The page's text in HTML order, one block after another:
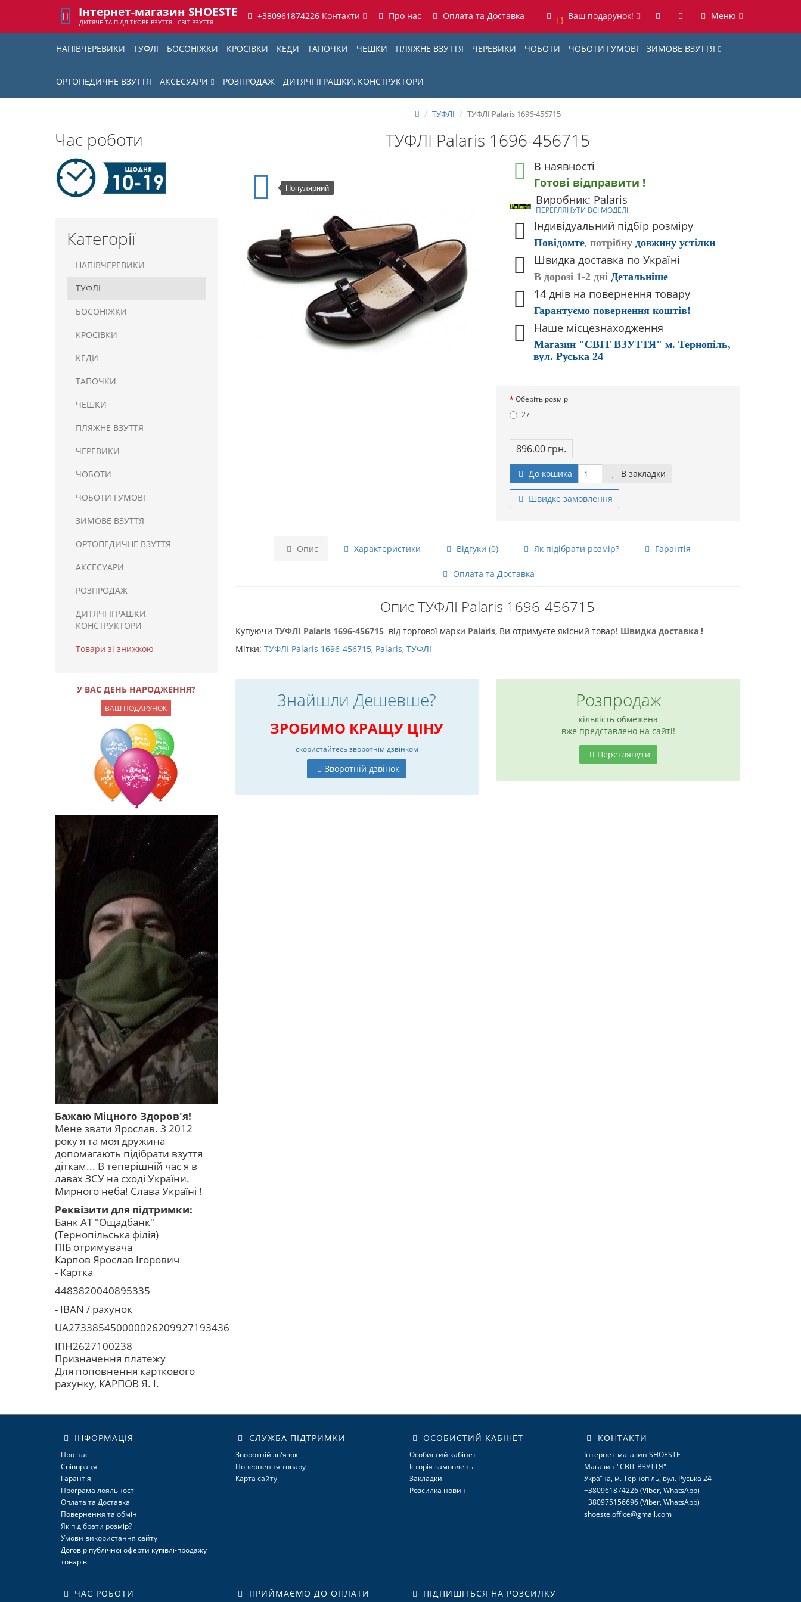
Інтернет-магазин SHOESTE
ДИТЯЧЕ ТА ПІДЛІТКОВЕ ВЗУТТЯ - СВІТ ВЗУТТЯ
+380961874226 Контакти Про нас Оплата та Доставка 0 Ваш подарунок! Меню
НАПІВЧЕРЕВИКИ ТУФЛІ БОСОНІЖКИ КРОСІВКИ КЕДИ ТАПОЧКИ ЧЕШКИ ПЛЯЖНЕ ВЗУТТЯ ЧЕРЕВИКИ ЧОБОТИ ЧОБОТИ ГУМОВІ ЗИМОВЕ ВЗУТТЯ
ОРТОПЕДИЧНЕ ВЗУТТЯ АКСЕСУАРИ РОЗПРОДАЖ ДИТЯЧІ ІГРАШКИ, КОНСТРУКТОРИ
Час роботи
Категорії
НАПІВЧЕРЕВИКИ
ТУФЛІ
БОСОНІЖКИ
КРОСІВКИ
КЕДИ
ТАПОЧКИ
ЧЕШКИ
ПЛЯЖНЕ ВЗУТТЯ
ЧЕРЕВИКИ
ЧОБОТИ
ЧОБОТИ ГУМОВІ
ЗИМОВЕ ВЗУТТЯ
ОРТОПЕДИЧНЕ ВЗУТТЯ
АКСЕСУАРИ
РОЗПРОДАЖ
ДИТЯЧІ ІГРАШКИ,
КОНСТРУКТОРИ
Товари зі знижкою
У ВАС ДЕНЬ НАРОДЖЕННЯ?
ВАШ ПОДАРУНОК
Бажаю Міцного Здоров'я!
Мене звати Ярослав. З 2012
року я та моя дружина
допомагають підібрати взуття
діткам... В теперішній час я в
лавах ЗСУ на сході України.
Мирного неба! Слава Україні !
Реквізити для підтримки:
Банк АТ "Ощадбанк"
(Тернопільська філія)
ПІБ отримувача
Карпов Ярослав Ігорович
- Картка
4483820040895335
- IBAN / рахунок
UA273385450000026209927193436
ІПН2627100238
Призначення платежу
Для поповнення карткового
рахунку, КАРПОВ Я. І.
ТУФЛІ ТУФЛІ Palaris 1696-456715
ТУФЛІ Palaris 1696-456715
Популярний
В наявності
Готові відправити !
Виробник: Palaris
ПЕРЕГЛЯНУТИ ВСІ МОДЕЛІ
Індивідуальний підбір розміру
Повідомте, потрібну довжину устілки
Швидка доставка по Україні
В дорозі 1-2 дні Детальніше
14 днів на повернення товару
Гарантуємо повернення коштів!
Наше місцезнаходження
Магазин "СВІТ ВЗУТТЯ" м. Тернопіль,
вул. Руська 24
Оберіть розмір
27
896.00 грн.
До кошика В закладки
Швидке замовлення
Опис Характеристики Відгуки (0) Як підібрати розмір? Гарантія
Оплата та Доставка
Опис ТУФЛІ Palaris 1696-456715
Купуючи ТУФЛІ Palaris 1696-456715 від торгової марки Palaris, Ви отримуєте якісний товар! Швидка доставка !
Мітки: ТУФЛІ Palaris 1696-456715, Palaris, ТУФЛІ
Знайшли Дешевше?
ЗРОБИМО КРАЩУ ЦІНУ
скористайтесьзворотнім дзвінком
Зворотній дзвінок
Розпродаж
кількість обмежена
вже представлено на сайті!
Переглянути
ІНФОРМАЦІЯ
Про нас
Співпраця
Гарантія
Програма лояльності
Оплата та Доставка
Повернення та обмін
Як підібрати розмір?
Умови використання сайту
Договір публічної оферти купівлі-продажу
товарів
СЛУЖБА ПІДТРИМКИ
Зворотній зв'язок
Повернення товару
Карта сайту
ОСОБИСТИЙ КАБІНЕТ
Особистий кабінет
Історія замовлень
Закладки
Розсилка новин
КОНТАКТИ
Інтернет-магазин SHOESTE
Магазин "СВІТ ВЗУТТЯ"
Україна, м. Тернопіль, вул. Руська 24
+380961874226 (Viber, WhatsApp)
+380975156696 (Viber, WhatsApp)
shoeste.office@gmail.com
ЧАС РОБОТИ ПРИЙМАЄМО ДО ОПЛАТИ ПІДПИШІТЬСЯ НА РОЗСИЛКУ